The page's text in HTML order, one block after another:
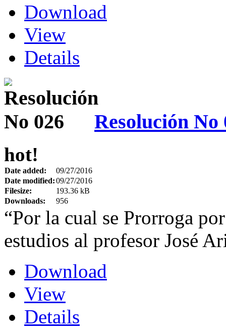
Download
View
Details
Resolución No
hot!
Date added:
09/27/2016
Date modified:09/27/2016
Filesize:
193.36 kB
Downloads:
956
“Por la cual se Prorroga
estudios al profesor José
Download
View
Details